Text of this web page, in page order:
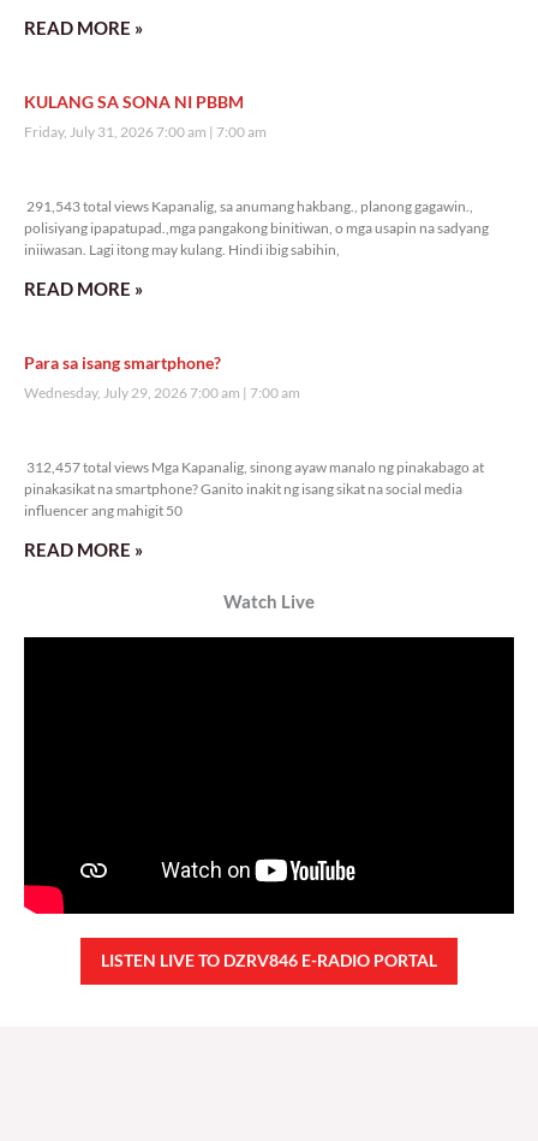
READ MORE »
KULANG SA SONA NI PBBM
Friday, July 31, 2026 7:00 am 7:00 am
291,543 total views Kapanalig, sa anumang hakbang., planong gagawin.,
polisiyang ipapatupad.,mga pangakong binitiwan, o mga usapin na sadyang
iniiwasan. Lagi itong may kulang. Hindi ibig sabihin,
READ MORE »
Para sa isang smartphone?
Wednesday, July 29, 2026 7:00 am 7:00 am
312,457 total views Mga Kapanalig, sinong ayaw manalo ng pinakabago at
pinakasikat na smartphone? Ganito inakit ng isang sikat na social media
influencer ang mahigit 50
READ MORE »
Watch Live
LISTEN LIVE TO DZRV846 E-RADIO PORTAL